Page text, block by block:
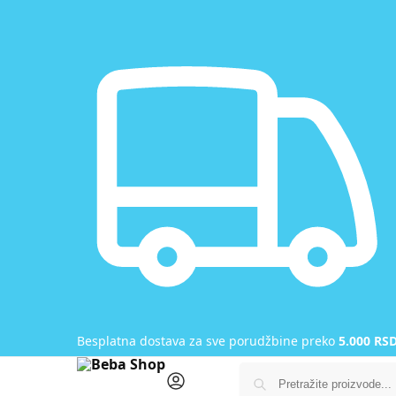
Besplatna dostava za sve porudžbine preko 5.000